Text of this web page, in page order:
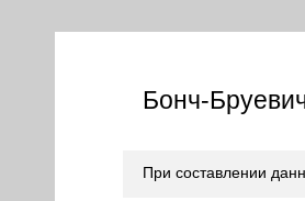
Бонч-
При составлении